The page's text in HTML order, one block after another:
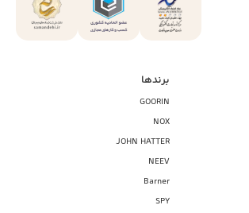
برندها
GOORIN
NOX
JOHN HATTER
NEEV
Barner
SPY